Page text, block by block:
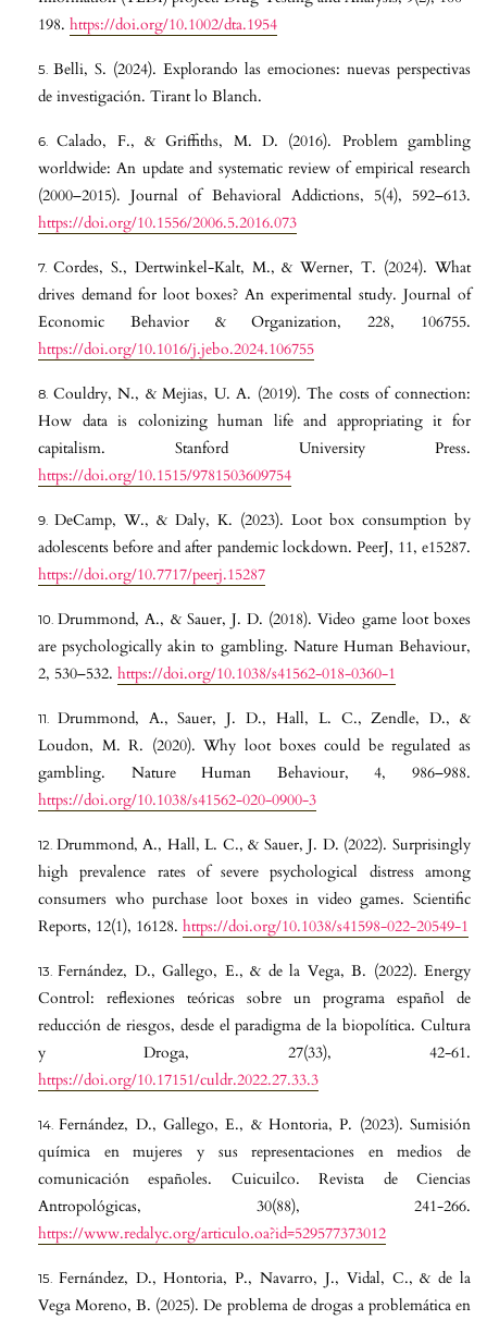
198. https://doi.org/10.1002/dta.1954
Belli, S. (2024). Explorando las emociones: nuevas perspectivas
de investigación. Tirant lo Blanch.
Calado, F., & Griffiths, M. D. (2016). Problem gambling
worldwide: An update and systematic review of empirical research
(2000–2015). Journal of Behavioral Addictions, 5(4), 592–613.
https://doi.org/10.1556/2006.5.2016.073
Cordes, S., Dertwinkel-Kalt, M., & Werner, T. (2024). What
drives demand for loot boxes? An experimental study. Journal of
Economic Behavior & Organization, 228, 106755.
https://doi.org/10.1016/j.jebo.2024.106755
Couldry, N., & Mejias, U. A. (2019). The costs of connection:
How data is colonizing human life and appropriating it for
capitalism. Stanford University Press.
https://doi.org/10.1515/9781503609754
DeCamp, W., & Daly, K. (2023). Loot box consumption by
adolescents before and after pandemic lockdown. PeerJ, 11, e15287.
https://doi.org/10.7717/peerj.15287
Drummond, A., & Sauer, J. D. (2018). Video game loot boxes
are psychologically akin to gambling. Nature Human Behaviour,
2, 530–532. https://doi.org/10.1038/s41562-018-0360-1
Drummond, A., Sauer, J. D., Hall, L. C., Zendle, D., &
Loudon, M. R. (2020). Why loot boxes could be regulated as
gambling. Nature Human Behaviour, 4, 986–988.
https://doi.org/10.1038/s41562-020-0900-3
Drummond, A., Hall, L. C., & Sauer, J. D. (2022). Surprisingly
high prevalence rates of severe psychological distress among
consumers who purchase loot boxes in video games. Scientific
Reports, 12(1), 16128. https://doi.org/10.1038/s41598-022-20549-1
Fernández, D., Gallego, E., & de la Vega, B. (2022). Energy
Control: reflexiones teóricas sobre un programa español de
reducción de riesgos, desde el paradigma de la biopolítica. Cultura
y Droga, 27(33), 42-61.
https://doi.org/10.17151/culdr.2022.27.33.3
Fernández, D., Gallego, E., & Hontoria, P. (2023). Sumisión
química en mujeres y sus representaciones en medios de
comunicación españoles. Cuicuilco. Revista de Ciencias
Antropológicas, 30(88), 241-266.
https://www.redalyc.org/articulo.oa?id=529577373012
Fernández, D., Hontoria, P., Navarro, J., Vidal, C., & de la
Vega Moreno, B. (2025). De problema de drogas a problemática en